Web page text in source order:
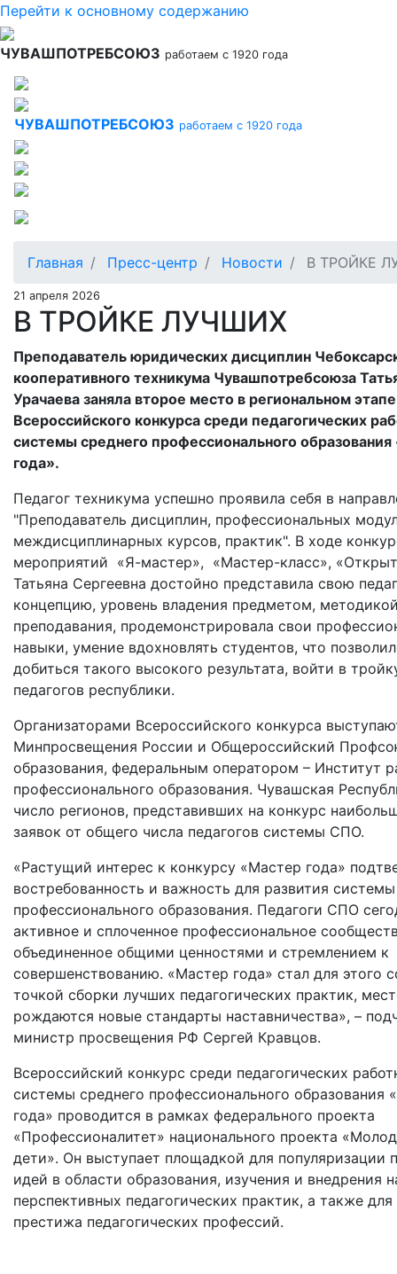
Перейти к основному содержанию
ЧУВАШПОТРЕБСОЮЗ работаем с 1920 года
ЧУВАШПОТРЕБСОЮЗ работаем с 1920 года
Главная Пресс-центр Новости В ТРОЙКЕ
21 апреля 2026
В ТРОЙКЕ ЛУЧШИХ
Преподаватель юридических дисциплин
кооперативного техникума Чувашпотребсоюза
Урачаева заняла второе место в региональном этапе
Всероссийского конкурса среди педагогических
системы среднего профессионального
года».
Педагог техникума успешно проявила себя в
"Преподаватель дисциплин, профессиональных
междисциплинарных курсов, практик". В ходе
мероприятий «Я-мастер», «Мастер-класс»,
Татьяна Сергеевна достойно представила свою
концепцию, уровень владения предметом,
преподавания, продемонстрировала свои
навыки, умение вдохновлять студентов, что
добиться такого высокого результата, войти в
педагогов республики.
Организаторами Всероссийского конкурса
Минпросвещения России и Общероссийский
образования, федеральным оператором – Институт
профессионального образования. Чувашская
число регионов, представивших на конкурс
заявок от общего числа педагогов системы СПО.
«Растущий интерес к конкурсу «Мастер года»
востребованность и важность для развития
профессионального образования. Педагоги СПО
активное и сплоченное профессиональное
объединенное общими ценностями и стремлением к
совершенствованию. «Мастер года» стал для этого
точкой сборки лучших педагогических практик,
рождаются новые стандарты наставничества», –
министр просвещения РФ Сергей Кравцов.
Всероссийский конкурс среди педагогических
системы среднего профессионального образования
года» проводится в рамках федерального проекта
«Профессионалитет» национального проекта
дети». Он выступает площадкой для популяризации
идей в области образования, изучения и внедрения
перспективных педагогических практик, а также
престижа педагогических профессий.